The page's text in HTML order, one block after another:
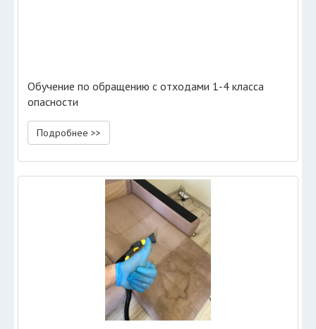
Обучение по обращению с отходами 1-4 класса
опасности
Подробнее >>